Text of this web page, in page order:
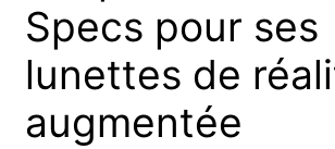
Specs pour ses
lunettes de
augmentée